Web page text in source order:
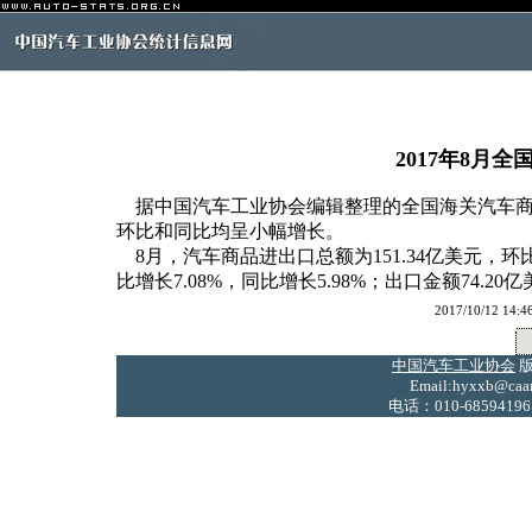
2017年8月全
据中国汽车工业协会编辑整理的全国海关汽车
环比和同比均呈小幅增长。
8月，汽车商品进出口总额为151.34亿美元，环
比增长7.08%，同比增长5.98%；出口金额74.20
2017/10/12
中国汽车工业协会
电话：010-